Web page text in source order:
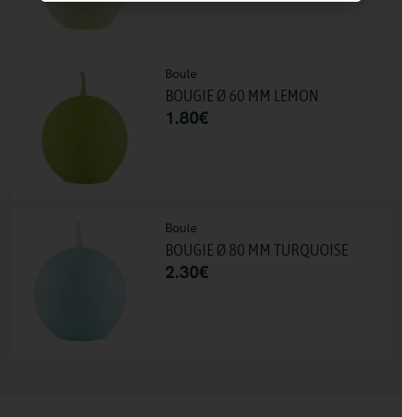
Boule
BOUGIE Ø 60 MM LEMON
1.80€
Boule
BOUGIE Ø 80 MM TURQUOISE
2.30€